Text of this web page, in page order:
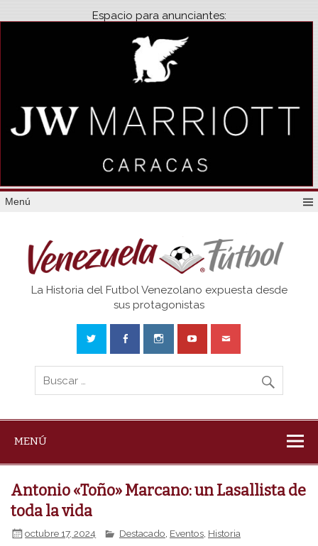
Espacio para anunciantes:
Menú
Venezuela
La Historia del Futbol Venezolano expuesta desde
sus protagonistas
MENÚ
Antonio «Toño» Marcano: un Lasallista de
toda la vida
octubre 17, 2024 Destacado Eventos Historia